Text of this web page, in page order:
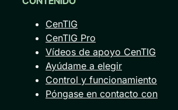
CenTIG
CenTIG Pro
Vídeos de apoyo CenTIG
Ayúdame a elegir
Control y funcionamiento
Póngase en contacto con